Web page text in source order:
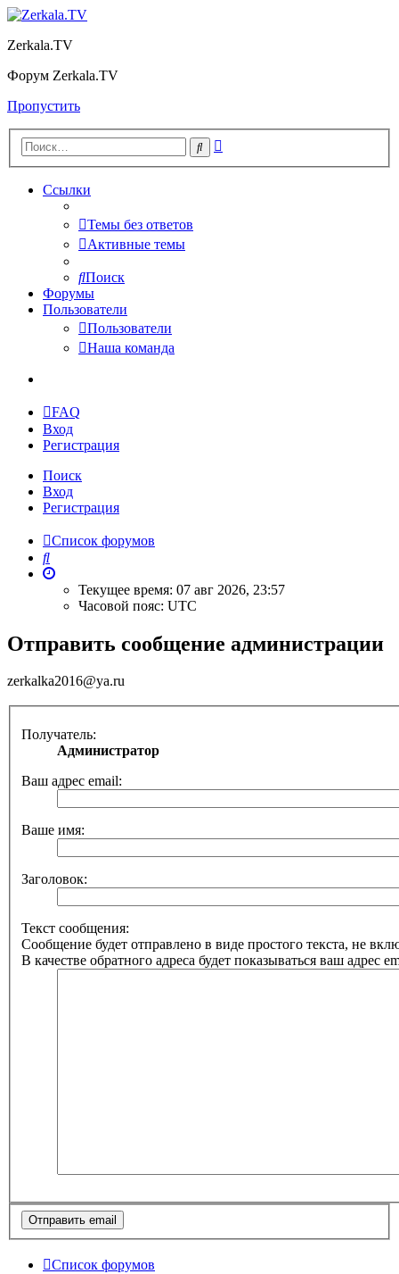
Zerkala.TV
Форум Zerkala.TV
Пропустить
Поиск
Ссылки
Темы без ответов
Активные темы
Поиск
Форумы
Пользователи
Пользователи
Наша команда
FAQ
Вход
Регистрация
Поиск
Вход
Регистрация
Список форумов
Поиск
Текущее время: 07 авг 2026, 23:57
Часовой пояс: UTC
Отправить сообщение администрации
zerkalka2016@ya.ru
Получатель:
Администратор
Ваш адрес email:
Ваше имя:
Заголовок:
Текст сообщения:
Сообщение будет отправлено в виде простого текста, не
В качестве обратного адреса будет показываться ваш адрес
Список форумов